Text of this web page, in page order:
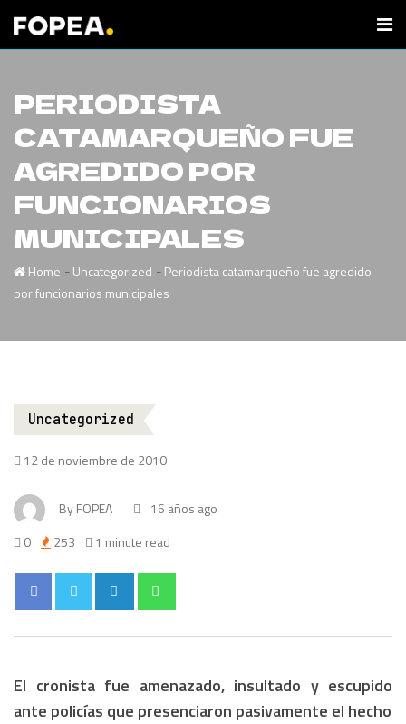
PERIODISTA
CATAMARQUEÑO FUE
AGREDIDO POR
FUNCIONARIOS
MUNICIPALES
Home -Uncategorized -Periodista catamarqueño fue agredido
por funcionarios municipales
Uncategorized
12 de noviembre de 2010
ByFOPEA
16 años ago
0
253 1 minute read
El cronista fue amenazado, insultado y escupido
ante policías que presenciaron pasivamente el hecho